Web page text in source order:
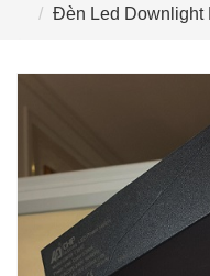
Đèn Led Downlight